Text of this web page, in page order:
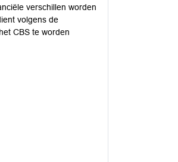
verschillen worden
volgens de
CBS te worden